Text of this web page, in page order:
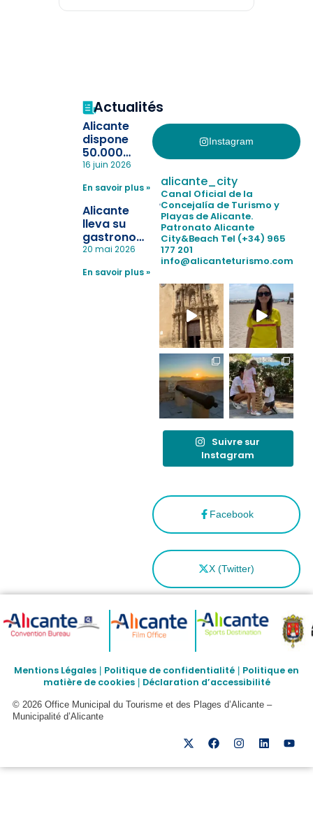
Actualités
Alicante
dispone
50.000
pulseras
la
pérdida de niños
en las
playas y
realiza con
simulacro de socorrismo
16 juin 2026
En savoir plus »
Alicante
lleva su
gastronomía
a Madrid
reforzar el
20 mai 2026
En savoir plus »
Instagram
Facebook
X (Twitter)
alicante_city
Canal Oficial de la
Concejalía de Turismo y
Playas de Alicante.
Patronato Alicante
City&Beach Tel (+34) 965
177 201
info@alicanteturismo.com
Suivre sur
Instagram
Mentions Légales Politique de confidentialité
Politique en
matière de cookies| Déclaration d’accessibilité
© 2026 Office Municipal du Tourisme et des Plages d’Alicante –
Municipalité d’Alicante